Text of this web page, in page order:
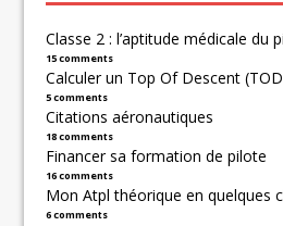
Classe 2 : l’aptitude médicale du
15 comments
Calculer un Top Of Descent
5 comments
Citations aéronautiques
18 comments
Financer sa formation de pilote
16 comments
Mon Atpl théorique en quelques
6 comments